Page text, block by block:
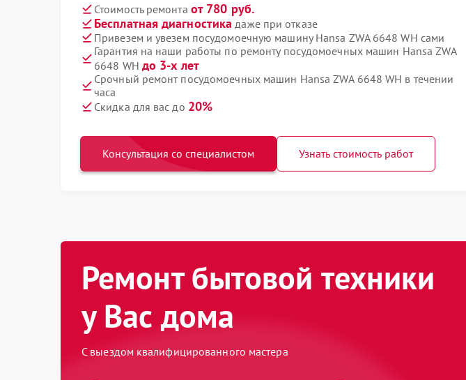
Стоимость ремонта от 780 руб.
Бесплатная диагностика даже при отказе
Привезем и увезем посудомоечную машину Hansa ZWA 6648 WH сами
Гарантия на наши работы по ремонту посудомоечных машин Hansa ZWA
6648 WH до 3-х лет
Срочный ремонт посудомоечных машин Hansa ZWA 6648 WH в течении
часа
Скидка для вас до 20%
Консультация со специалистом Узнать стоимость работ
Ремонт бытовой техники
у Вас дома
С выездом квалифицированного мастера